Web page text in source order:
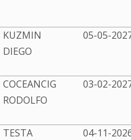
KUZMIN
DIEGO
05-05-
COCEANCIG
RODOLFO
03-02-
TESTA
04-11-